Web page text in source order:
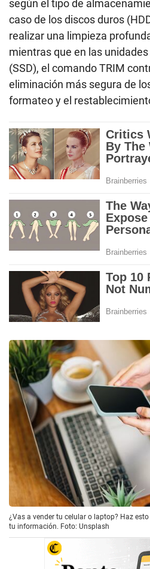
según el tipo de
caso de los discos duros
realizar una limpieza
mientras que en las
(SSD), el comando TRIM
eliminación más segura de
formateo y el
¿Vas a vender tu celular o laptop? Haz
tu información. Foto: Unsplash